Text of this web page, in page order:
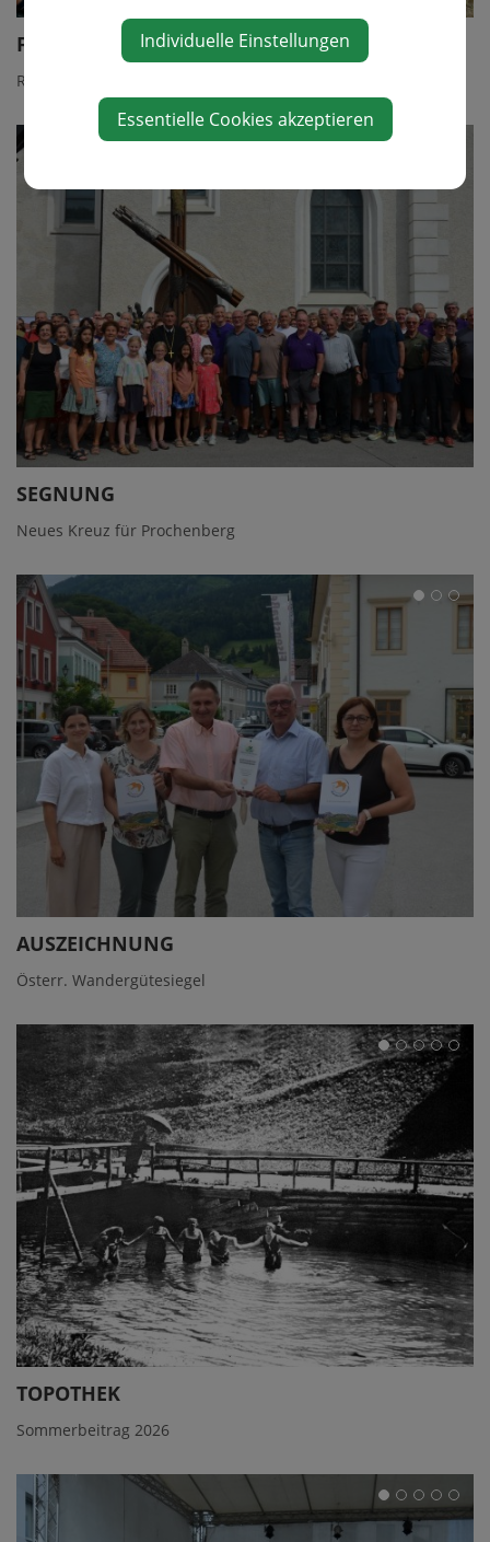
FERIENPROGRAMM
Rückblick Wald erleben
SEGNUNG
Neues Kreuz für Prochenberg
AUSZEICHNUNG
Österr. Wandergütesiegel
TOPOTHEK
Sommerbeitrag 2026
Individuelle Einstellungen
Essentielle Cookies akzeptieren